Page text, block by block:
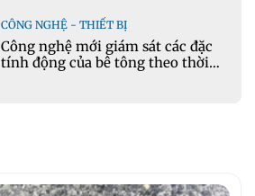
CÔNG NGHỆ - THIẾT BỊ
Công nghệ mới giám sát các đặc
tính động của bê tông theo thời